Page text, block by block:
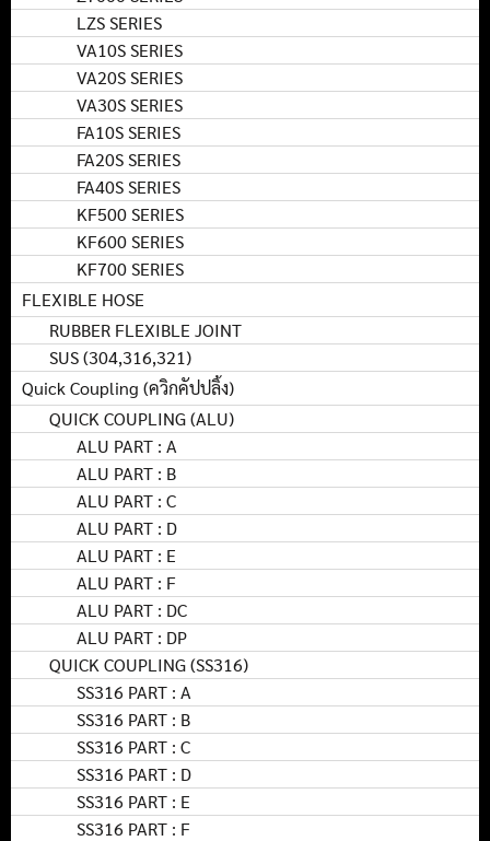
LZS SERIES
VA10S SERIES
VA20S SERIES
VA30S SERIES
FA10S SERIES
FA20S SERIES
FA40S SERIES
KF500 SERIES
KF600 SERIES
KF700 SERIES
FLEXIBLE HOSE
RUBBER FLEXIBLE JOINT
SUS (304,316,321)
Quick Coupling (ควิกคัปปลิ้ง)
QUICK COUPLING (ALU)
ALU PART : A
ALU PART : B
ALU PART : C
ALU PART : D
ALU PART : E
ALU PART : F
ALU PART : DC
ALU PART : DP
QUICK COUPLING (SS316)
SS316 PART : A
SS316 PART : B
SS316 PART : C
SS316 PART : D
SS316 PART : E
SS316 PART : F